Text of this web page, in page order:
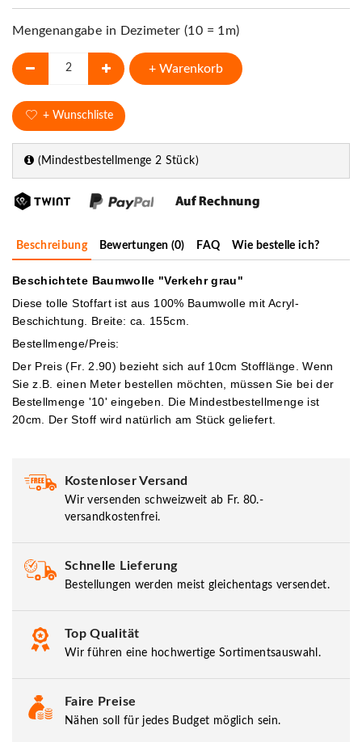
Mengenangabe in Dezimeter (10 = 1m)
+ Warenkorb
+ Wunschliste
(Mindestbestellmenge 2 Stück)
Beschreibung Bewertungen (0) FAQ Wie bestelle ich?
Beschichtete Baumwolle "Verkehr grau"
Diese tolle Stoffart ist aus 100% Baumwolle mit Acryl-
Beschichtung. Breite: ca. 155cm.
Bestellmenge/Preis:
Der Preis (Fr. 2.90) bezieht sich auf 10cm Stofflänge. Wenn
Sie z.B. einen Meter bestellen möchten, müssen Sie bei der
Bestellmenge '10' eingeben. Die Mindestbestellmenge ist
20cm. Der Stoff wird natürlich am Stück geliefert.
Kostenloser Versand
Wir versenden schweizweit ab Fr. 80.-
versandkostenfrei.
Schnelle Lieferung
Bestellungen werden meist gleichentags versendet.
Top Qualität
Wir führen eine hochwertige Sortimentsauswahl.
Faire Preise
Nähen soll für jedes Budget möglich sein.